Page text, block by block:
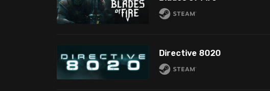
Directive 8020